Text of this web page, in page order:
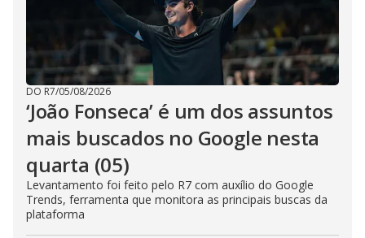
DO R7/05/08/2026
‘João Fonseca’ é um dos assuntos
mais buscados no Google nesta
quarta (05)
Levantamento foi feito pelo R7 com auxílio do Google
Trends, ferramenta que monitora as principais buscas da
plataforma